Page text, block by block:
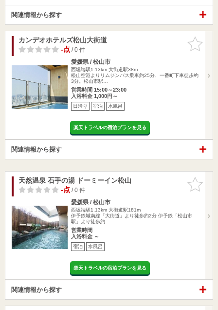
関連情報から探す
お気に入
りに追加
カンデオホテルズ松山大街道
-点/ 0 件
愛媛県 / 松山市
西堀端駅1.13km 大街道駅38m
松山空港よりリムジンバス乗車約25分、一番町下車徒歩約
3分。松山市駅…
営業時間 15:00～23:00
入浴料金 1,000円～
日帰り 宿泊 水風呂
楽天トラベルの宿泊プランを見る
関連情報から探す
お気に入
りに追加
天然温泉 石手の湯 ドーミーイン松山
-点/ 0 件
愛媛県 / 松山市
西堀端駅1.13km 大街道駅181m
伊予鉄城南線「大街道」より徒歩約2分 伊予鉄「松山市
駅」より徒歩約…
営業時間
入浴料金 ～
宿泊 水風呂
楽天トラベルの宿泊プランを見る
関連情報から探す